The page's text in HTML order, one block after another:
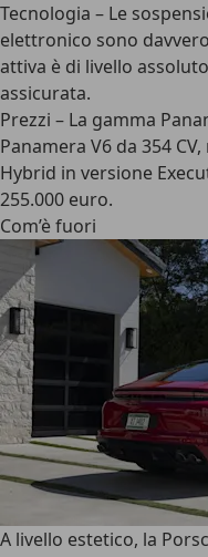
Tecnologia – Le
elettronico sono
attiva è di livello
assicurata.
Prezzi – La gamma
Panamera V6 da 354
Hybrid in versione
255.000 euro.
Com’è fuori
A livello estetico, la